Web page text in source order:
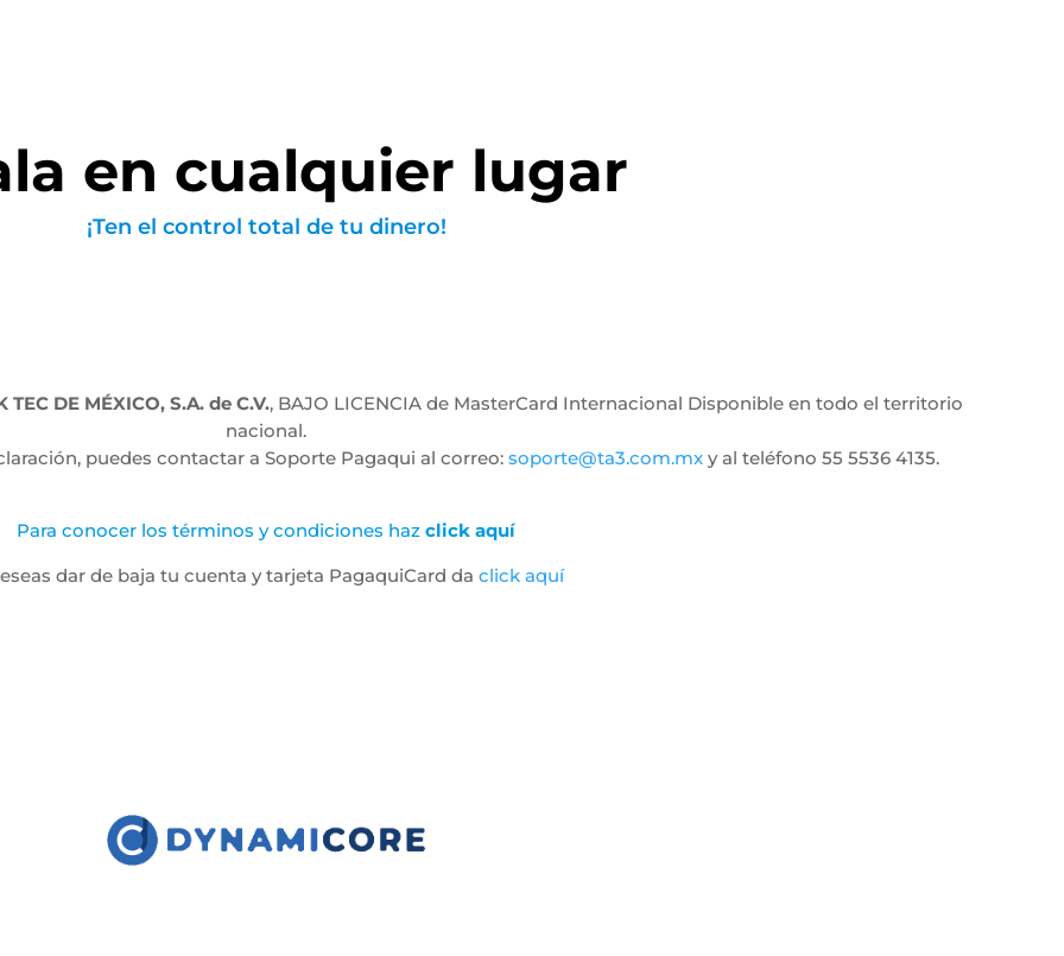
en cualquier lugar
¡Ten el control total de tu dinero!
TEC DE MÉXICO, S.A. de C.V., BAJO LICENCIA de MasterCard Internacional Disponible en todo el territorio
nacional.
puedes contactar a Soporte Pagaqui al correo: soporte@ta3.com.mx y al teléfono 55 5536 4135.
Para conocer los términos y condiciones haz click aquí
dar de baja tu cuenta y tarjeta PagaquiCard da click aquí